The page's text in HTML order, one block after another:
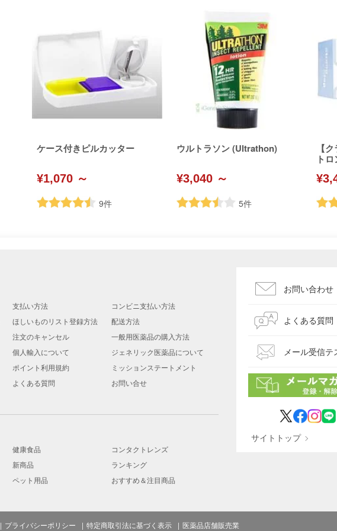
ケース付きピルカッター
¥1,070 ～
9件
ウルトラソン (Ultrathon)
¥3,040 ～
5件
【
ト
支払い方法
コンビニ支払い方法
ほしいものリスト登録方法
配送方法
注文のキャンセル
一般用医薬品の購入方法
個人輸入について
ジェネリック医薬品について
ポイント利用規約
ミッションステートメント
よくある質問 お問い合せ
健康食品
コンタクトレンズ
新商品
ランキング
ペット用品 おすすめ＆注目商品
お問い合わせ
よくある質問
メール受信テ
サイトトップ
プライバシーポリシー 特定商取引法に基づく表示 医薬品店舗販売業